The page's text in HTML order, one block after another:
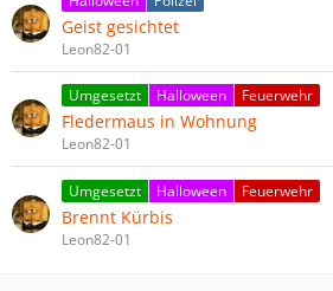
Geist gesichtet
Leon82-01
Umgesetzt Halloween Feuerwehr
Fledermaus in Wohnung
Leon82-01
Umgesetzt Halloween Feuerwehr
Brennt Kürbis
Leon82-01